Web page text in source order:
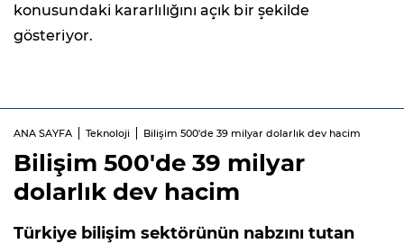
konusundaki kararlılığını açık bir şekilde
gösteriyor.
ANA SAYFA Teknoloji Bilişim 500'de 39 milyar dolarlık dev hacim
Bilişim 500'de 39 milyar
dolarlık dev hacim
Türkiye bilişim sektörünün nabzını tutan